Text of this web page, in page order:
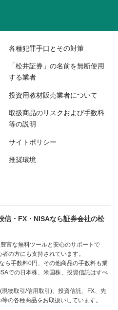
各種犯罪手口とその対策
「松井証券」の名前を無断使用
する業者
投資用教材販売業者について
取扱商品のリスクおよび手数料
等の説明
サイトポリシー
推奨環境
信・FX・NISAなら証券会社の松
富な無料ツールと安心のサポートで
の方にも支持されています。
ら手数料0円、その他商品の手数料も業
での日本株、米国株、投資信託はすべ
物取引/信用取引)、投資信託、FX、先
の各種商品をお取扱いしています。